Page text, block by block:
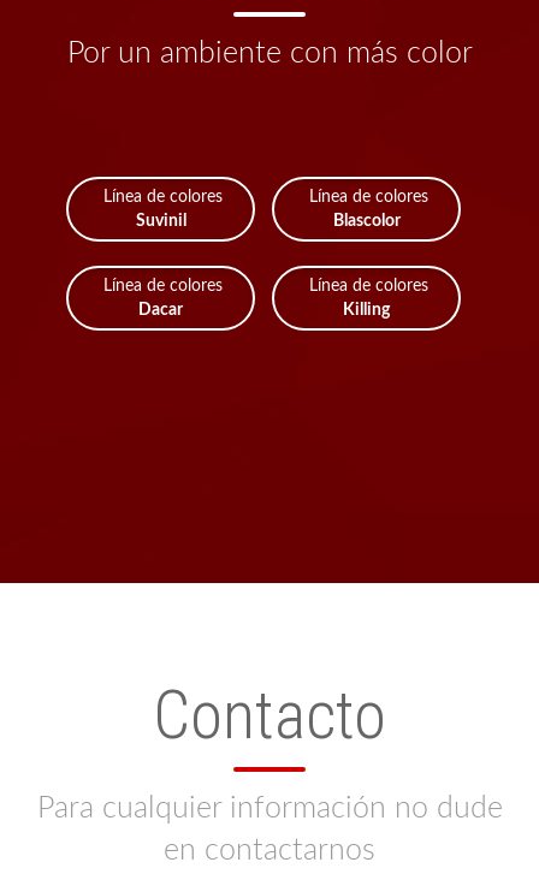
Por un ambiente con más color
Línea de colores
Suvinil
Línea de colores
Blascolor
Línea de colores
Dacar
Línea de colores
Killing
Contacto
Para cualquier información no dude
en contactarnos